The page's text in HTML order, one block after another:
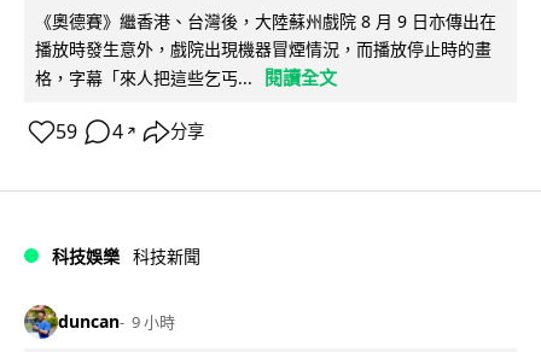
《奧德賽》繼香港、台灣後，大陸蘇州戲院 8 月 9 日亦傳出在
播放時發生意外，戲院出現機器冒煙情況，而播放停止時的畫
格，字幕「來人把這些乞丐...
閱讀全文
59 4 ↗ 分享
科技娛樂 科技新聞
duncan 9 小時